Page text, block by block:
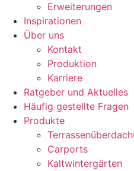
Erweiterungen
Inspirationen
Über uns
Kontakt
Produktion
Karriere
Ratgeber und Aktuelles
Häufig gestellte Fragen
Produkte
Carports
Kaltwintergärten